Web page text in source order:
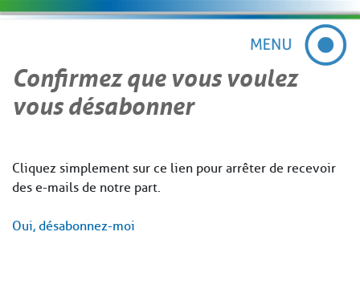
Confirmez que vous voulez
vous désabonner
Cliquez simplement sur ce lien pour arrêter de recevoir
des e-mails de notre part.
Oui, désabonnez-moi